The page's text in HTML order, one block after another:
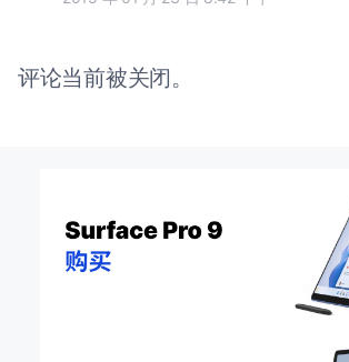
评论当前被关闭。